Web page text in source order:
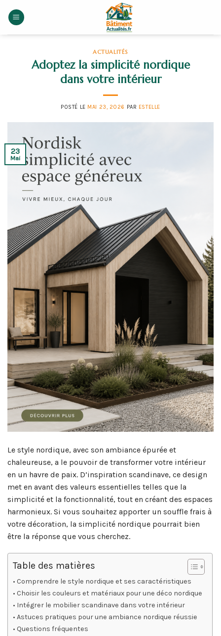
ACTUALITÉS
Adoptez la simplicité nordique
dans votre intérieur
POSTÉ LE MAI 23, 2026 PAR ESTELLE
23
Mai
Le style nordique, avec son ambiance épurée et
chaleureuse, a le pouvoir de transformer votre intérieur
en un havre de paix. D’inspiration scandinave, ce design
met en avant des valeurs essentielles telles que la
simplicité et la fonctionnalité, tout en créant des espaces
harmonieux. Si vous souhaitez apporter un souffle frais à
votre décoration, la simplicité nordique pourrait bien
être la réponse que vous cherchez.
Table des matières
Comprendre le style nordique et ses caractéristiques
Choisir les couleurs et matériaux pour une déco nordique
Intégrer le mobilier scandinave dans votre intérieur
Astuces pratiques pour une ambiance nordique réussie
Questions fréquentes